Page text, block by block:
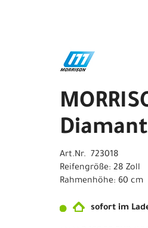
Art.Nr. 723018
Reifengröße: 28 Zoll
Rahmenhöhe: 60 cm
sofort im